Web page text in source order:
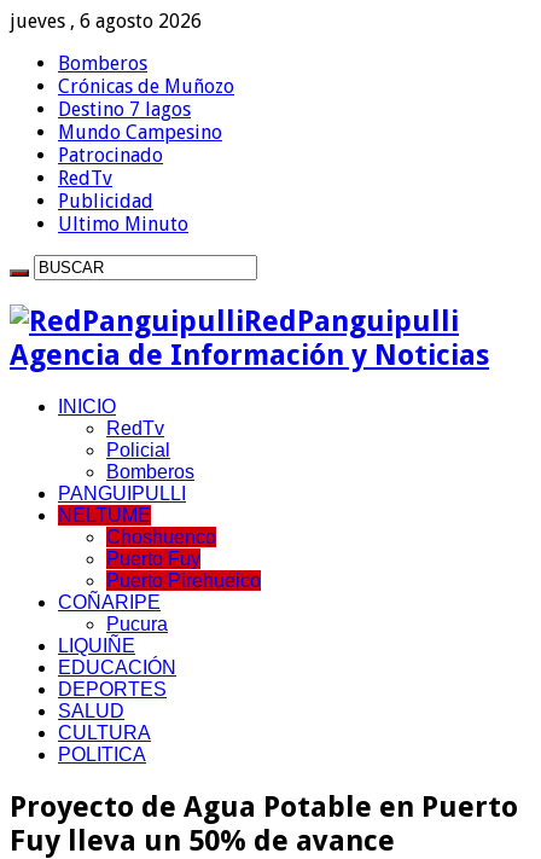
jueves , 6 agosto 2026
Bomberos
Crónicas de Muñozo
Destino 7 lagos
Mundo Campesino
Patrocinado
RedTv
Publicidad
Ultimo Minuto
RedPanguipulli
Agencia de Información y Noticias
INICIO
RedTv
Policial
Bomberos
PANGUIPULLI
NELTUME
Choshuenco
Puerto Fuy
Puerto Pirehueico
COÑARIPE
Pucura
LIQUIÑE
EDUCACIÓN
DEPORTES
SALUD
CULTURA
POLITICA
Proyecto de Agua Potable en Puerto
Fuy lleva un 50% de avance